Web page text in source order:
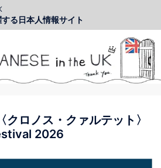
る日本人情報サイト
ロノス・クァルテット〉
2026